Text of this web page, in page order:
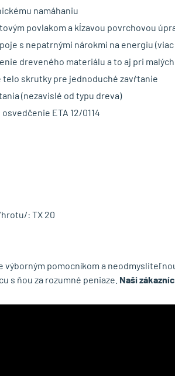
namáhaniu
povlakom a kĺzavou povrchovou
s nepatrnými nárokmi na energiu
dreveného materiálu a to aj pri
skrutky pre jednoduché zavŕtanie
(nezavislé od typu dreva)
ETA 12/0114
: TX 20
výborným pomocníkom a
s ňou za rozumné peniaze. Naši